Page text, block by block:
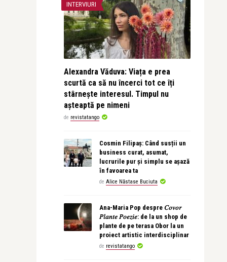
INTERVIURI
Alexandra Văduva: Viața e prea
scurtă ca să nu încerci tot ce îți
stârnește interesul. Timpul nu
așteaptă pe nimeni
de revistatango
Cosmin Filipaș: Când susții un
business curat, asumat,
lucrurile pur și simplu se așază
în favoarea ta
de Alice Năstase Buciuta
Ana-Maria Pop despre 𝐶𝑜𝑣𝑜𝑟
𝑃𝑙𝑎𝑛𝑡𝑒 𝑃𝑜𝑒𝑧𝑖𝑒: de la un shop de
plante de pe terasa Obor la un
proiect artistic interdisciplinar
de revistatango